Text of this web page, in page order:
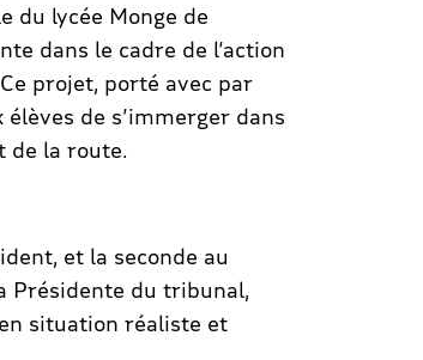
du lycée Monge de
dans le cadre de l’action
Ce projet, porté avec par
élèves de s’immerger dans
de la route.
et la seconde au
Présidente du tribunal,
situation réaliste et